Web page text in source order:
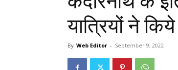
यात्रियों ने
By Web Editor - September 9, 2022